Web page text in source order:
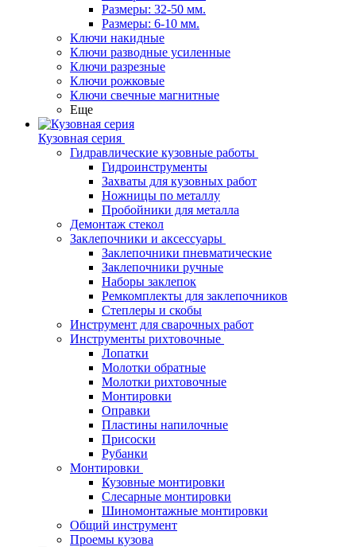
Размеры: 32-50 мм.
Размеры: 6-10 мм.
Ключи накидные
Ключи разводные усиленные
Ключи разрезные
Ключи рожковые
Ключи свечные магнитные
Еще
Кузовная серия
Гидравлические кузовные работы
Гидроинструменты
Захваты для кузовных работ
Ножницы по металлу
Пробойники для металла
Демонтаж стекол
Заклепочники и аксессуары
Заклепочники пневматические
Заклепочники ручные
Наборы заклепок
Ремкомплекты для заклепочников
Степлеры и скобы
Инструмент для сварочных работ
Инструменты рихтовочные
Лопатки
Молотки обратные
Молотки рихтовочные
Монтировки
Оправки
Пластины напилочные
Присоски
Рубанки
Монтировки
Кузовные монтировки
Слесарные монтировки
Шиномонтажные монтировки
Общий инструмент
Проемы кузова